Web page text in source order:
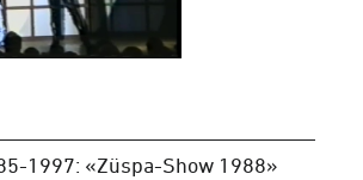
1997: «Züspa-Show 1988»